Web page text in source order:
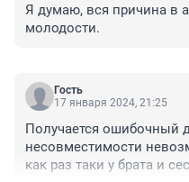
Я думаю, вся причина в
молодости.
Гость
17 января 2024, 21:25
Получается ошибочный
несовместимости
как раз таки у брата и